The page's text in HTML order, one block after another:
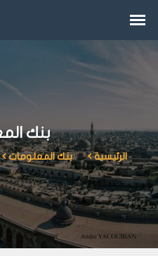
بنك
الرئيسية بنك المعلومات